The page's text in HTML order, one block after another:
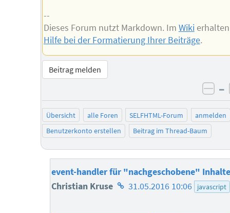
--
Dieses Forum nutzt Markdown. Im Wikierhalten
Hilfe bei der Formatierung Ihrer Beiträge.
Beitrag melden
–
Übersicht alle Foren SELFHTML-Forum
anmelden
Benutzerkonto erstellen
Beitrag im Thread-Baum
event-handler für "nachgeschobene" Inhalte
Christian Kruse Homepage
31.05.2016 10:06 javascript